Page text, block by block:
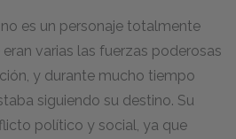
es un personaje totalmente
varias las fuerzas poderosas
y durante mucho tiempo
siguiendo su destino. Su
político y social, ya que